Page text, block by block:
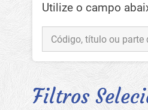
Utilize o campo
Filtros